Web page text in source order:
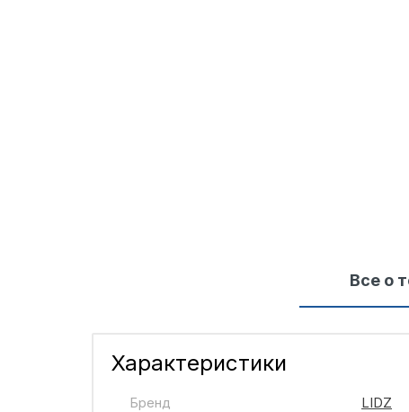
Все о
Характеристики
Бренд LIDZ